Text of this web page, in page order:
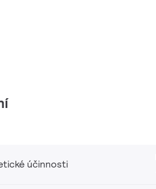
účinnosti